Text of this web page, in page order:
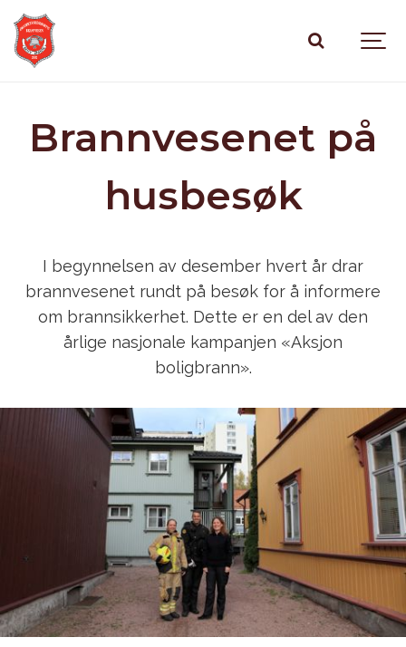
Brannvesenet på
husbesøk
I begynnelsen av desember hvert år drar
brannvesenet rundt på besøk for å informere
om brannsikkerhet. Dette er en del av den
årlige nasjonale kampanjen «Aksjon
boligbrann».